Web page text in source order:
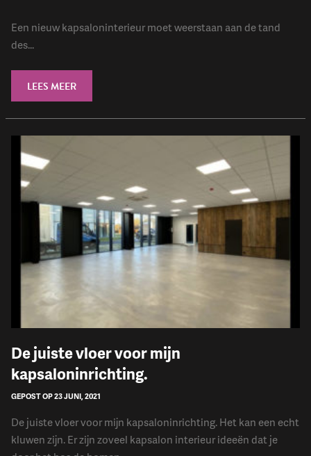
Een nieuw kapsaloninterieur moet weerstaan aan de tand
des...
LEES MEER
​De juiste vloer voor mijn
kapsaloninrichting.
GEPOST OP 23 JUNI, 2021
De juiste vloer voor mijn kapsaloninrichting. Het kan een echt
kluwen zijn. Er zijn zoveel kapsalon interieur ideeën dat je